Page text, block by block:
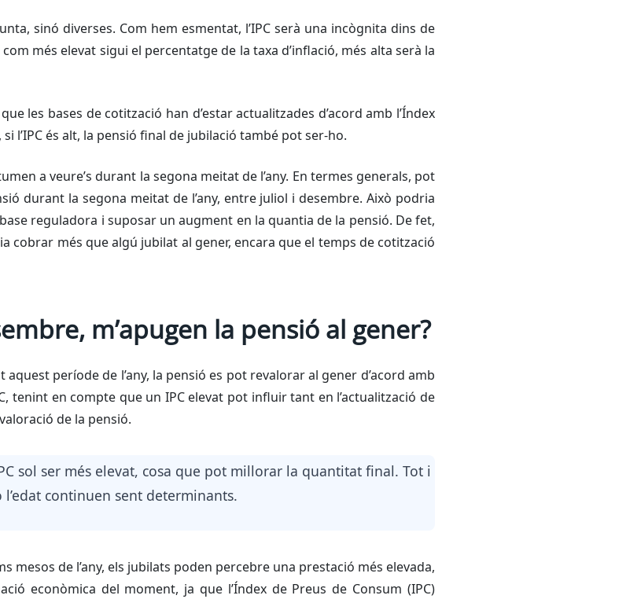
sinó diverses. Com hem esmentat, l’IPC serà una incògnita dins de
més elevat sigui el percentatge de la taxa d’inflació, més alta serà la
les bases de cotització han d’estar actualitzades d’acord amb l’Índex
l’IPC és alt, la pensió final de jubilació també pot ser-ho.
a veure’s durant la segona meitat de l’any. En termes generals, pot
durant la segona meitat de l’any, entre juliol i desembre. Això podria
reguladora i suposar un augment en la quantia de la pensió. De fet,
cobrar més que algú jubilat al gener, encara que el temps de cotització
m’apugen la pensió al gener?
període de l’any, la pensió es pot revalorar al gener d’acord amb
tenint en compte que un IPC elevat pot influir tant en l’actualització de
de la pensió.
sol ser més elevat, cosa que pot millorar la quantitat final. Tot i
continuen sent determinants.
mesos de l’any, els jubilats poden percebre una prestació més elevada,
econòmica del moment, ja que l’Índex de Preus de Consum (IPC)